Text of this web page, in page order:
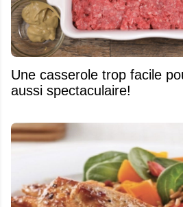
Une casserole trop facile
aussi spectaculaire!